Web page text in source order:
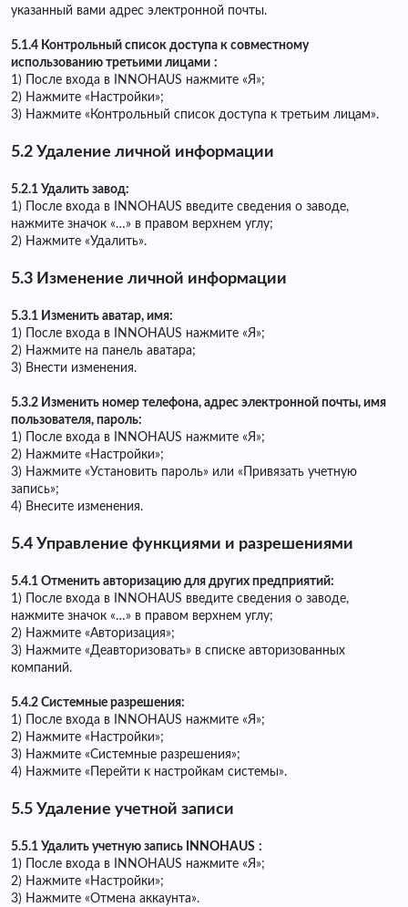
указанный вами адрес электронной почты.
5.1.4 Контрольный список доступа к совместному
использованию третьими лицами :
1) После входа в INNOHAUS нажмите «Я»;
2) Нажмите «Настройки»;
3) Нажмите «Контрольный список доступа к третьим лицам».
5.2 Удаление личной информации
5.2.1 Удалить завод:
1) После входа в INNOHAUS введите сведения о заводе,
нажмите значок «…» в правом верхнем углу;
2) Нажмите «Удалить».
5.3 Изменение личной информации
5.3.1 Изменить аватар, имя:
1) После входа в INNOHAUS нажмите «Я»;
2) Нажмите на панель аватара;
3) Внести изменения.
5.3.2 Изменить номер телефона, адрес электронной почты, имя
пользователя, пароль:
1) После входа в INNOHAUS нажмите «Я»;
2) Нажмите «Настройки»;
3) Нажмите «Установить пароль» или «Привязать учетную
запись»;
4) Внесите изменения.
5.4 Управление функциями и разрешениями
5.4.1 Отменить авторизацию для других предприятий:
1) После входа в INNOHAUS введите сведения о заводе,
нажмите значок «…» в правом верхнем углу;
2) Нажмите «Авторизация»;
3) Нажмите «Деавторизовать» в списке авторизованных
компаний.
5.4.2 Системные разрешения:
1) После входа в INNOHAUS нажмите «Я»;
2) Нажмите «Настройки»;
3) Нажмите «Системные разрешения»;
4) Нажмите «Перейти к настройкам системы».
5.5 Удаление учетной записи
5.5.1 Удалить учетную запись INNOHAUS :
1) После входа в INNOHAUS нажмите «Я»;
2) Нажмите «Настройки»;
3) Нажмите «Отмена аккаунта».